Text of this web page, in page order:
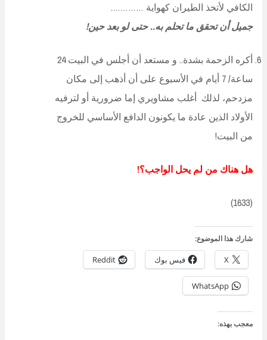
الكافي لأتخذ الطيران كهواية ………….
جميل أن تحقق ما تحلم به.. حتى لو بعد حين!
أكره الزحمة بشدة.. و مستعد أن أجلس في البيت 24
ساعة/ 7 أيام في الأسبوع على أن أذهب إلى مكان
مزدحم، لذلك أغلب مشاويري إما ضرورية أو لترفيه
الأولاد الذين عادة ما يكونون الدافع الأساسي للخروج
من البيت!
هل هناك من لم يحل الواجب؟!
(1633)
شارك هذا الموضوع:
X فيس بوك Reddit
WhatsApp
معجب بهذه: